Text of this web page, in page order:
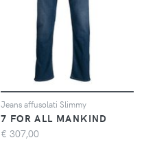
Jeans affusolati Slimmy
7 FOR ALL MANKIND
€ 307,00